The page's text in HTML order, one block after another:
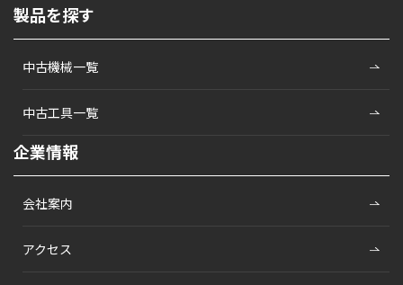
製品を探す
中古機械一覧
中古工具一覧
企業情報
会社案内
アクセス